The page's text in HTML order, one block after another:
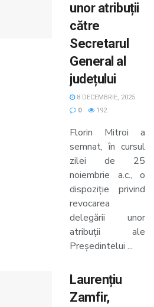
unor atribuții
către
Secretarul
General al
județului
8 DECEMBRIE, 2025
0
192
Florin Mitroi a
semnat, în cursul
zilei de 25
noiembrie a.c., o
dispoziție privind
revocarea
delegării unor
atribuții ale
Președintelui ...
Laurențiu
Zamfir,